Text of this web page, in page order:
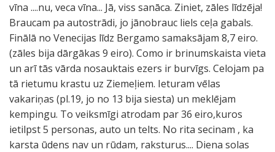
vīna ....nu, veca vīna... Jā, viss sanāca. Ziniet, zāles līdzēja!
Braucam pa autostrādi, jo jānobrauc liels ceļa gabals.
Finālā no Venecijas līdz Bergamo samaksājam 8,7 eiro.
(zāles bija dārgākas 9 eiro). Como ir brinumskaista vieta
un arī tās vārda nosauktais ezers ir burvīgs. Celojam pa
tā rietumu krastu uz Ziemeļiem. Ieturam vēlas
vakariņas (pl.19, jo no 13 bija siesta) un meklējam
kempingu. To veiksmīgi atrodam par 36 eiro,kuros
ietilpst 5 personas, auto un telts. No rita secinam , ka
karsta ūdens nav un rūdam, raksturus.... Diena solas